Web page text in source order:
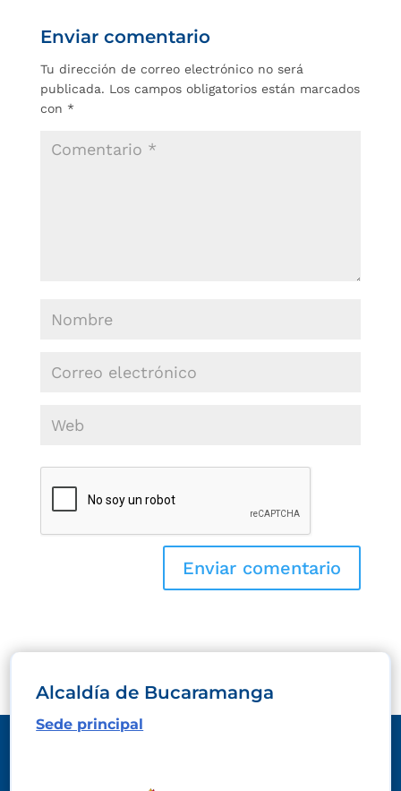
Enviar comentario
Tu dirección de correo electrónico no será
publicada. Los campos obligatorios están marcados
con *
Alcaldía de Bucaramanga
Sede principal